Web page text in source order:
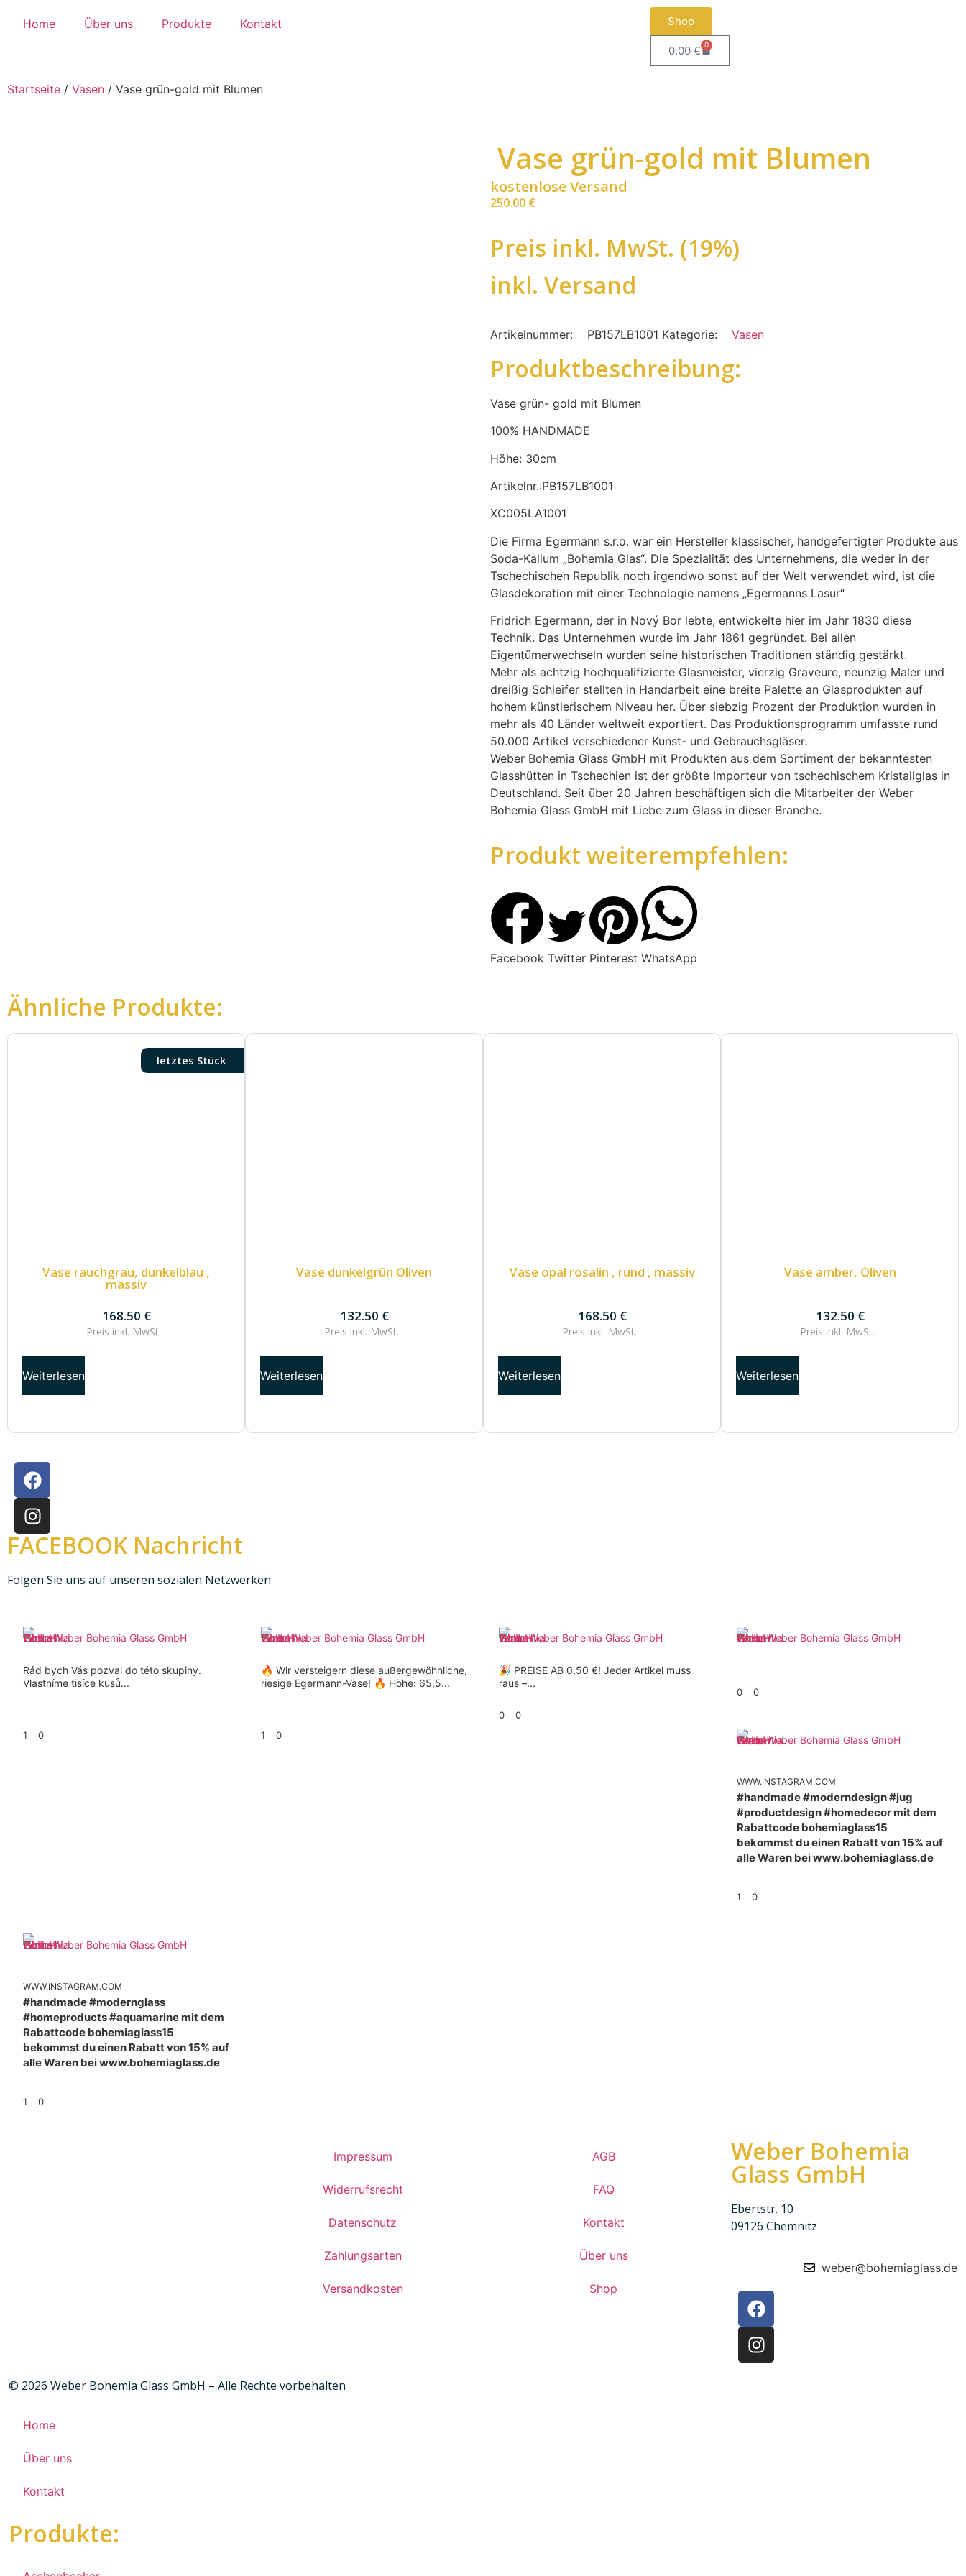
Home Über uns Produkte Kontakt Shop
0.00€ 0
Startseite / Vasen / Vase grün-gold mit Blumen
Vase grün-gold mit Blumen
kostenlose Versand
250.00 €
Preis inkl. MwSt. (19%)
inkl. Versand
Artikelnummer: PB157LB1001 Kategorie: Vasen
Produktbeschreibung:
Vase grün- gold mit Blumen
100% HANDMADE
Höhe: 30cm
Artikelnr.:PB157LB1001
XC005LA1001
Die Firma Egermann s.r.o. war ein Hersteller klassischer, handgefertigter Produkte aus
Soda-Kalium „Bohemia Glas“. Die Spezialität des Unternehmens, die weder in der
Tschechischen Republik noch irgendwo sonst auf der Welt verwendet wird, ist die
Glasdekoration mit einer Technologie namens „Egermanns Lasur“
Fridrich Egermann, der in Nový Bor lebte, entwickelte hier im Jahr 1830 diese
Technik. Das Unternehmen wurde im Jahr 1861 gegründet. Bei allen
Eigentümerwechseln wurden seine historischen Traditionen ständig gestärkt.
Mehr als achtzig hochqualifizierte Glasmeister, vierzig Graveure, neunzig Maler und
dreißig Schleifer stellten in Handarbeit eine breite Palette an Glasprodukten auf
hohem künstlerischem Niveau her. Über siebzig Prozent der Produktion wurden in
mehr als 40 Länder weltweit exportiert. Das Produktionsprogramm umfasste rund
50.000 Artikel verschiedener Kunst- und Gebrauchsgläser.
Weber Bohemia Glass GmbH mit Produkten aus dem Sortiment der bekanntesten
Glasshütten in Tschechien ist der größte Importeur von tschechischem Kristallglas in
Deutschland. Seit über 20 Jahren beschäftigen sich die Mitarbeiter der Weber
Bohemia Glass GmbH mit Liebe zum Glass in dieser Branche.
Produkt weiterempfehlen:
Facebook Twitter Pinterest WhatsApp
Ähnliche Produkte:
letztes Stück
Vase rauchgrau, dunkelblau ,
massiv
168.50 €
168.50 €
Preis inkl. MwSt.
Weiterlesen
Vase dunkelgrün Oliven
132.50 €
132.50 €
Preis inkl. MwSt.
Weiterlesen
Vase opal rosalin , rund , massiv
168.50 €
168.50 €
Preis inkl. MwSt.
Weiterlesen
Vase amber, Oliven
132.50 €
132.50 €
Preis inkl. MwSt.
Weiterlesen
FACEBOOK Nachricht
Folgen Sie uns auf unseren sozialen Netzwerken
Weber Bohemia Glass GmbH
Rád bych Vás pozval do této skupiny.
Vlastníme tisíce kusů...
1 0
Weber Bohemia Glass GmbH
🔥 Wir versteigern diese außergewöhnliche,
riesige Egermann-Vase! 🔥 Höhe: 65,5...
1 0
Weber Bohemia Glass GmbH
🎉 PREISE AB 0,50 €! Jeder Artikel muss
raus –...
0 0
Weber Bohemia Glass GmbH
0 0
Weber Bohemia Glass GmbH
WWW.INSTAGRAM.COM
#handmade #moderndesign #jug
#productdesign #homedecor mit dem
Rabattcode bohemiaglass15
bekommst du einen Rabatt von 15% auf
alle Waren bei www.bohemiaglass.de
1 0
Weber Bohemia Glass GmbH
WWW.INSTAGRAM.COM
#handmade #modernglass
#homeproducts #aquamarine mit dem
Rabattcode bohemiaglass15
bekommst du einen Rabatt von 15% auf
alle Waren bei www.bohemiaglass.de
1 0
Impressum
Widerrufsrecht
Datenschutz
Zahlungsarten
Versandkosten
AGB
FAQ
Kontakt
Über uns
Shop
Weber Bohemia
Glass GmbH
Ebertstr. 10
09126 Chemnitz
weber@bohemiaglass.de
© 2026 Weber Bohemia Glass GmbH – Alle Rechte vorbehalten
Home
Über uns
Kontakt
Produkte: